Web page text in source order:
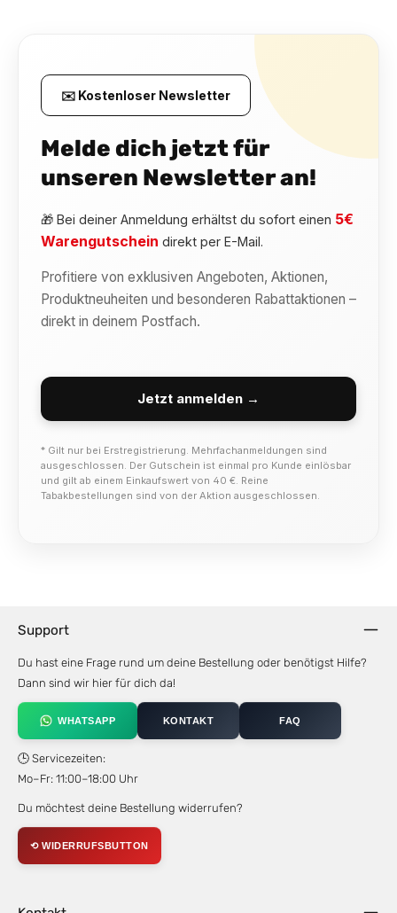
✉️ Kostenloser Newsletter
Melde dich jetzt für
unseren Newsletter an!
🎁 Bei deiner Anmeldung erhältst du sofort einen 5€
Warengutschein direkt per E-Mail.
Profitiere von exklusiven Angeboten, Aktionen,
Produktneuheiten und besonderen Rabattaktionen –
direkt in deinem Postfach.
Jetzt anmelden →
* Gilt nur bei Erstregistrierung. Mehrfachanmeldungen sind
ausgeschlossen. Der Gutschein ist einmal pro Kunde einlösbar
und gilt ab einem Einkaufswert von 40 €. Reine
Tabakbestellungen sind von der Aktion ausgeschlossen.
Support
Du hast eine Frage rund um deine Bestellung oder benötigst Hilfe?
Dann sind wir hier für dich da!
WHATSAPP KONTAKT FAQ
🕒 Servicezeiten:
Mo–Fr: 11:00–18:00 Uhr
Du möchtest deine Bestellung widerrufen?
⟲ WIDERRUFSBUTTON